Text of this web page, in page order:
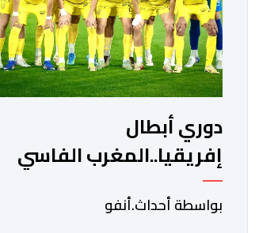
دوري أبطال
إفريقيا..المغرب الفاسي
يواجه رحيمو البوركينابي
بواسطة أحداث.أنفو